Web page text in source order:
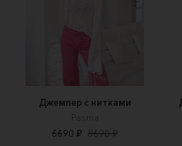
Джемпер с нитками
Pasma
6690 ₽ 8690 ₽